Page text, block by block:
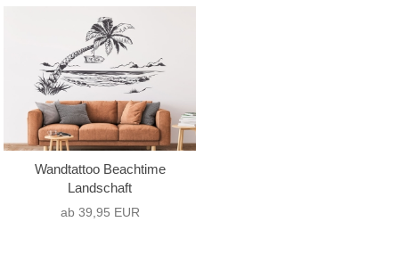
Wandtattoo Beachtime
Landschaft
ab 39,95 EUR